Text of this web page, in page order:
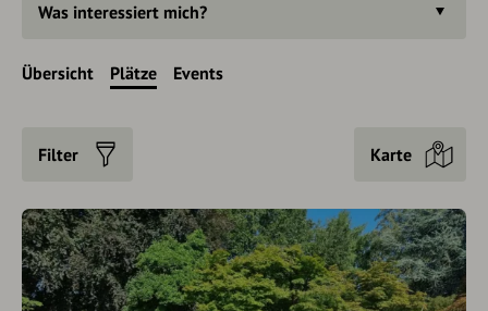
Was interessiert mich?
Übersicht Plätze Events
Filter Karte